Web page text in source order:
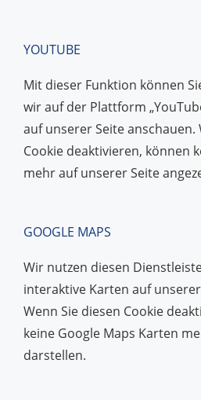
YOUTUBE
Mit dieser Funktion können
wir auf der Plattform
auf unserer Seite anschauen.
Cookie deaktivieren, können
mehr auf unserer Seite
GOOGLE MAPS
Wir nutzen diesen
interaktive Karten auf
Wenn Sie diesen Cookie
keine Google Maps Karten
darstellen.